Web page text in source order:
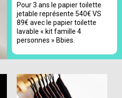
Pour 3 ans le papier toilette
jetable représente 540€ VS
89€ avec le papier toilette
lavable « kit famille 4
personnes » Bbies.